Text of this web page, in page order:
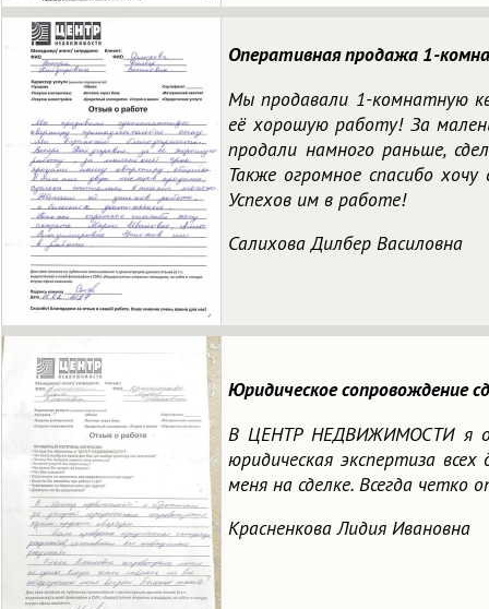
Оперативная продажа 1-
Мы продавали 1-комнатную
её хорошую работу! За
продали намного раньше,
Также огромное спасибо
Успехов им в работе!
Салихова Дилбер Василовна
Юридическое сопровождение
В ЦЕНТР НЕДВИЖИМОСТИ я
юридическая экспертиза
меня на сделке. Всегда четко
Красненкова Лидия Ивановна